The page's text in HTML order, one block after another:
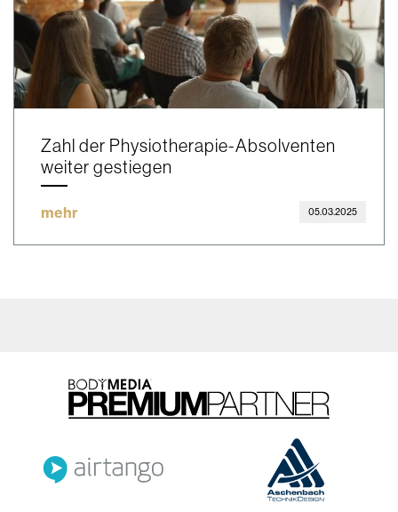
Zahl der Physiotherapie-Absolventen
weiter gestiegen
mehr 05.03.2025